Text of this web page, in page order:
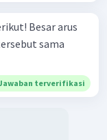
arus
sama
terverifikasi